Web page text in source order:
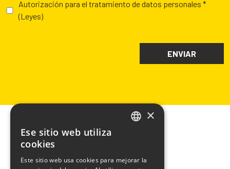
Autorización para el tratamiento de datos personales *
(Leyes)
CHIMIVER PANSERI S.p.A.
×
Ese sitio web utiliza
cookies
Este sitio web usa cookies para mejorar la